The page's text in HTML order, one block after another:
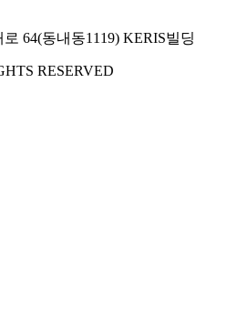
64(동내동1119) KERIS빌딩
RESERVED